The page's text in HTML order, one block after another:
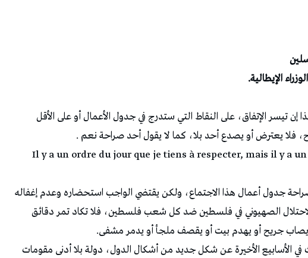
الإيطالية.
إن تيسر الإتفاق، على النقاط التي ستدرج في جدول الأعمال أو على الأقل
فلا يعترض أو يصدع أحد بلا، كما لا يقول أحد صراحة نعم .
Il y a un ordre du jour que je tiens à respecter, mais il y a
جدول أعمال هذا الاجتماع، ولكن يقتضي الواجب استحضاره وعدم إغفاله
الصهيوني في فلسطين ضد كل شعب فلسطين، فلا تكاد تمر دقائق
جريح أو يهدم بيت أو يقصف ملجأ أو يدمر مشفى.
الأسابيع الأخيرة عن شكل جديد من أشكال الدول، دولة بلا أدنى مقومات